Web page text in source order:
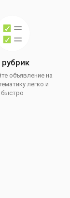
рубрик
объявление на
легко и
быстро